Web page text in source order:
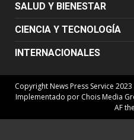
SALUD Y BIENESTAR
CIENCIA Y TECNOLOGÍA
INTERNACIONALES
Copyright News Press Service
Implementado por Chois Media
AF